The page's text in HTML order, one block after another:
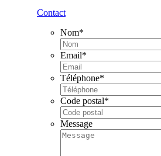
Contact
Nom*
Email*
Téléphone*
Code postal*
Message